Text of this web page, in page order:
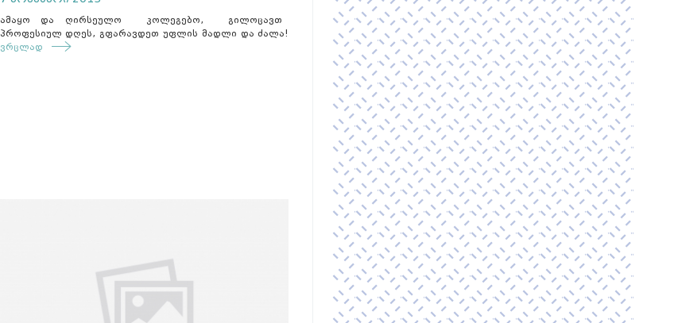
ამაყო და ღირსეულო კოლეგებო, გილოცავთ
პროფესიულ დღეს, გფარავდეთ უფლის მადლი და ძალა!
ვრცლად